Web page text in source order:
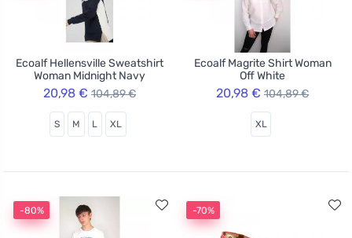
Ecoalf Hellensville Sweatshirt
Woman Midnight Navy
20,98 € 104,89 €
S M L XL
Ecoalf Magrite Shirt Woman
Off White
20,98 € 104,89 €
XL
-80% -70%